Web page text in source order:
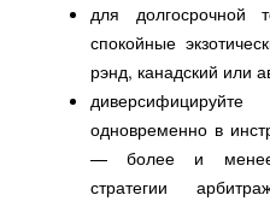
для долгосрочной
спокойные
рэнд, канадский или
одновременно в
— более и менее
стратегии